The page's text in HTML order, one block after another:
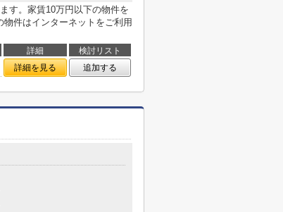
す。家賃10万円以下の物件を
件はインターネットをご利用
詳細
検討リスト
詳細を見る 追加する